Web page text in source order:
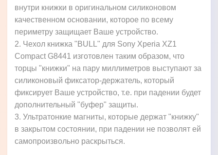
внутри книжки в оригинальном силиконовом
качественном основании, которое по всему
периметру защищает Ваше устройство.
2. Чехол книжка "BULL" для Sony Xperia XZ1
Compact G8441 изготовлен таким образом, что
торцы "книжки" на пару миллиметров выступают за
силиконовый фиксатор-держатель, который
фиксирует Ваше устройство, т.е. при падении будет
дополнительный "буфер" защиты.
3. Ультратонкие магниты, которые держат "книжку"
в закрытом состоянии, при падении не позволят ей
самопроизвольно раскрыться.